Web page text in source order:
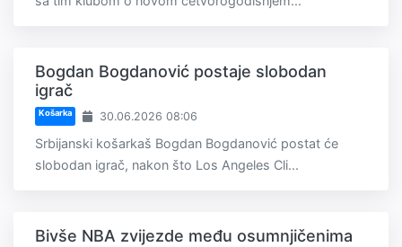
Bogdan Bogdanović postaje slobodan
igrač
Košarka 30.06.2026 08:06
Srbijanski košarkaš Bogdan Bogdanović postat će
slobodan igrač, nakon što Los Angeles Cli...
Bivše NBA zvijezde među osumnjičenima